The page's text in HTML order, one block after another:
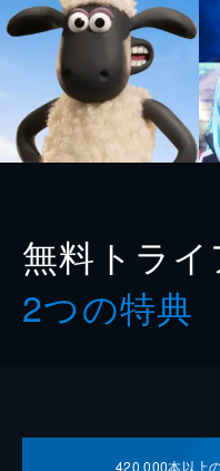
無料トラ
2つの特典
420,000本以上